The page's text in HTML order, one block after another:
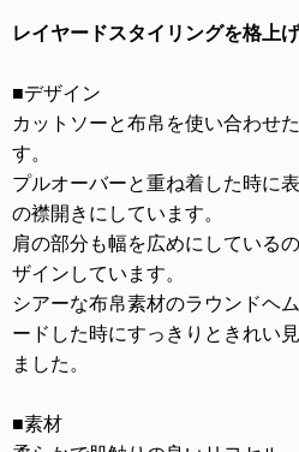
レイヤードスタイリングを格上
■デザイン
カットソーと布帛を使い合わせ
す。
プルオーバーと重ね着した時に
の襟開きにしています。
肩の部分も幅を広めにしている
ザインしています。
シアーな布帛素材のラウンドヘ
ードした時にすっきりときれい
ました。
■素材